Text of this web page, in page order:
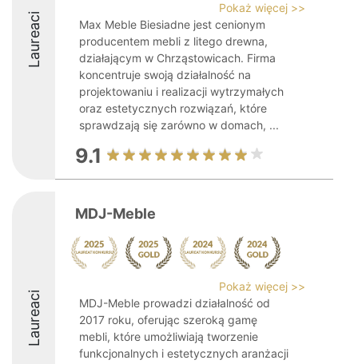
Laureaci
Pokaż więcej >>
Max Meble Biesiadne jest cenionym
producentem mebli z litego drewna,
działającym w Chrząstowicach. Firma
koncentruje swoją działalność na
projektowaniu i realizacji wytrzymałych
oraz estetycznych rozwiązań, które
sprawdzają się zarówno w domach, ...
9.1
Laureaci
MDJ-Meble
Pokaż więcej >>
MDJ-Meble prowadzi działalność od
2017 roku, oferując szeroką gamę
mebli, które umożliwiają tworzenie
funkcjonalnych i estetycznych aranżacji